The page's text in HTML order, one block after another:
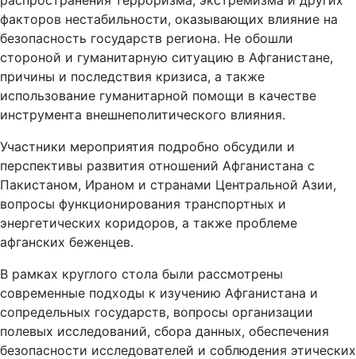
факторов нестабильности, оказывающих влияние на
безопасность государств региона. Не обошли
стороной и гуманитарную ситуацию в Афганистане,
причины и последствия кризиса, а также
использование гуманитарной помощи в качестве
инструмента внешнеполитического влияния.
Участники мероприятия подробно обсудили и
перспективы развития отношений Афганистана с
Пакистаном, Ираном и странами Центральной Азии,
вопросы функционирования транспортных и
энергетических коридоров, а также проблеме
афганских беженцев.
В рамках круглого стола были рассмотрены
современные подходы к изучению Афганистана и
сопредельных государств, вопросы организации
полевых исследований, сбора данных, обеспечения
безопасности исследователей и соблюдения этических